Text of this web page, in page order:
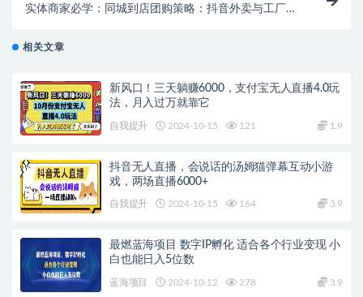
实体商家必学：同城到店团购策略：抖音外卖与工厂自
相关文章
新风口！三天躺赚6000，支付宝无人直播4.0玩
法，月入过万就靠它
自我提升 2024-10-15 121 1.9
抖音无人直播，会说话的汤姆猫弹幕互动小游
戏，两场直播6000+
自我提升 2024-10-15 164 3.9
最燃蓝海项目 数字IP孵化 适合各个行业变现 小
白也能日入5位数
蓝海项目 2024-10-12 278 3.9